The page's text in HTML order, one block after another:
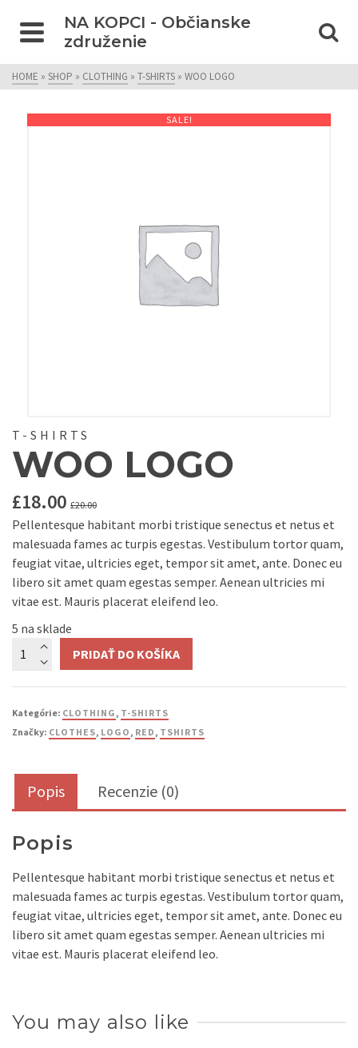
NA KOPCI - Občianske
združenie
HOME » SHOP » CLOTHING » T-SHIRTS » WOO LOGO
SALE!
T-SHIRTS
WOO LOGO
£20.00
£18.00
Pellentesque habitant morbi tristique senectus et netus et
malesuada fames ac turpis egestas. Vestibulum tortor quam,
feugiat vitae, ultricies eget, tempor sit amet, ante. Donec eu
libero sit amet quam egestas semper. Aenean ultricies mi
vitae est. Mauris placerat eleifend leo.
5 na sklade
Množstvo
PRIDAŤ DO KOŠÍKA
Kategórie: CLOTHING, T-SHIRTS
Značky: CLOTHES, LOGO, RED, TSHIRTS
Popis Recenzie (0)
Popis
Pellentesque habitant morbi tristique senectus et netus et
malesuada fames ac turpis egestas. Vestibulum tortor quam,
feugiat vitae, ultricies eget, tempor sit amet, ante. Donec eu
libero sit amet quam egestas semper. Aenean ultricies mi
vitae est. Mauris placerat eleifend leo.
You may also like